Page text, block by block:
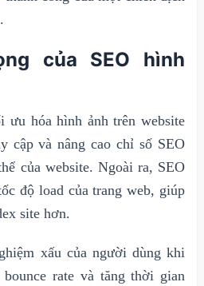
của SEO hình
ưu hóa hình ảnh trên website
cập và nâng cao chỉ số SEO
của website. Ngoài ra, SEO
độ load của trang web, giúp
site hơn.
xấu của người dùng khi
rate và tăng thời gian